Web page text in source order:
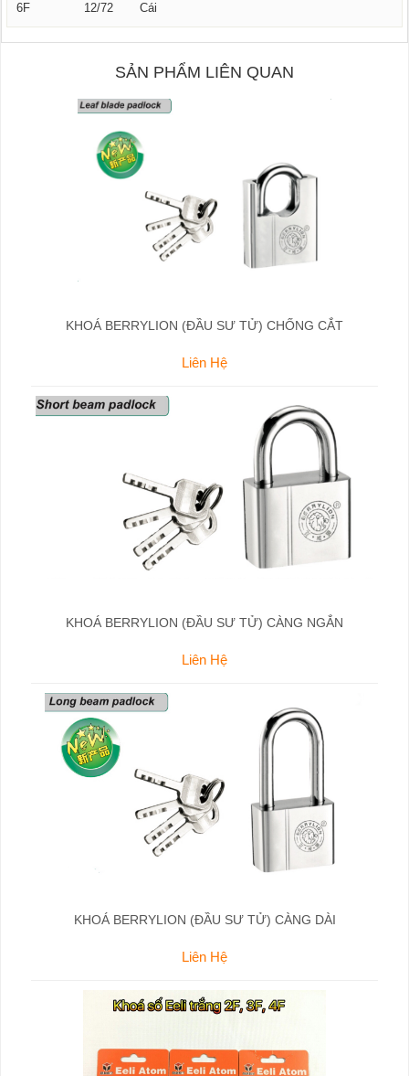
6F 12/72 Cái
SẢN PHẨM LIÊN QUAN
KHOÁ BERRYLION (ĐẦU SƯ TỬ) CHỐNG CẮT
Liên Hệ
KHOÁ BERRYLION (ĐẦU SƯ TỬ) CÀNG NGẮN
Liên Hệ
KHOÁ BERRYLION (ĐẦU SƯ TỬ) CÀNG DÀI
Liên Hệ